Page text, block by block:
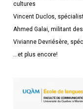
cultures
Vincent Duclos,
Ahmed Galai, militant
Vivianne Devriésère,
...et plus encore!